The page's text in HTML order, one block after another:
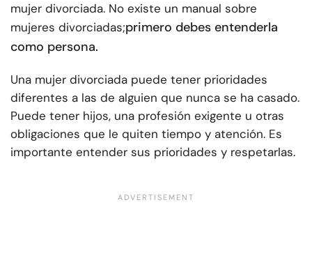
mujer divorciada. No existe un manual sobre
mujeres divorciadas;primero debes entenderla
como persona.
Una mujer divorciada puede tener prioridades
diferentes a las de alguien que nunca se ha casado.
Puede tener hijos, una profesión exigente u otras
obligaciones que le quiten tiempo y atención. Es
importante entender sus prioridades y respetarlas.